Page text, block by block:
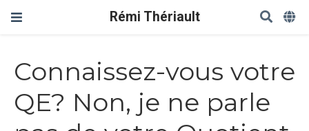
Rémi Thériault
Connaissez-vous votre
QE? Non, je ne parle